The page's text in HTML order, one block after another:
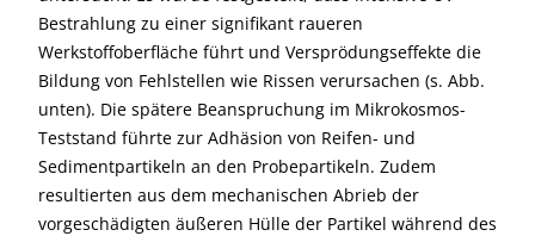
Bestrahlung zu einer signifikant raueren
Werkstoffoberfläche führt und Versprödungseffekte die
Bildung von Fehlstellen wie Rissen verursachen (s. Abb.
unten). Die spätere Beanspruchung im Mikrokosmos-
Teststand führte zur Adhäsion von Reifen- und
Sedimentpartikeln an den Probepartikeln. Zudem
resultierten aus dem mechanischen Abrieb der
vorgeschädigten äußeren Hülle der Partikel während des